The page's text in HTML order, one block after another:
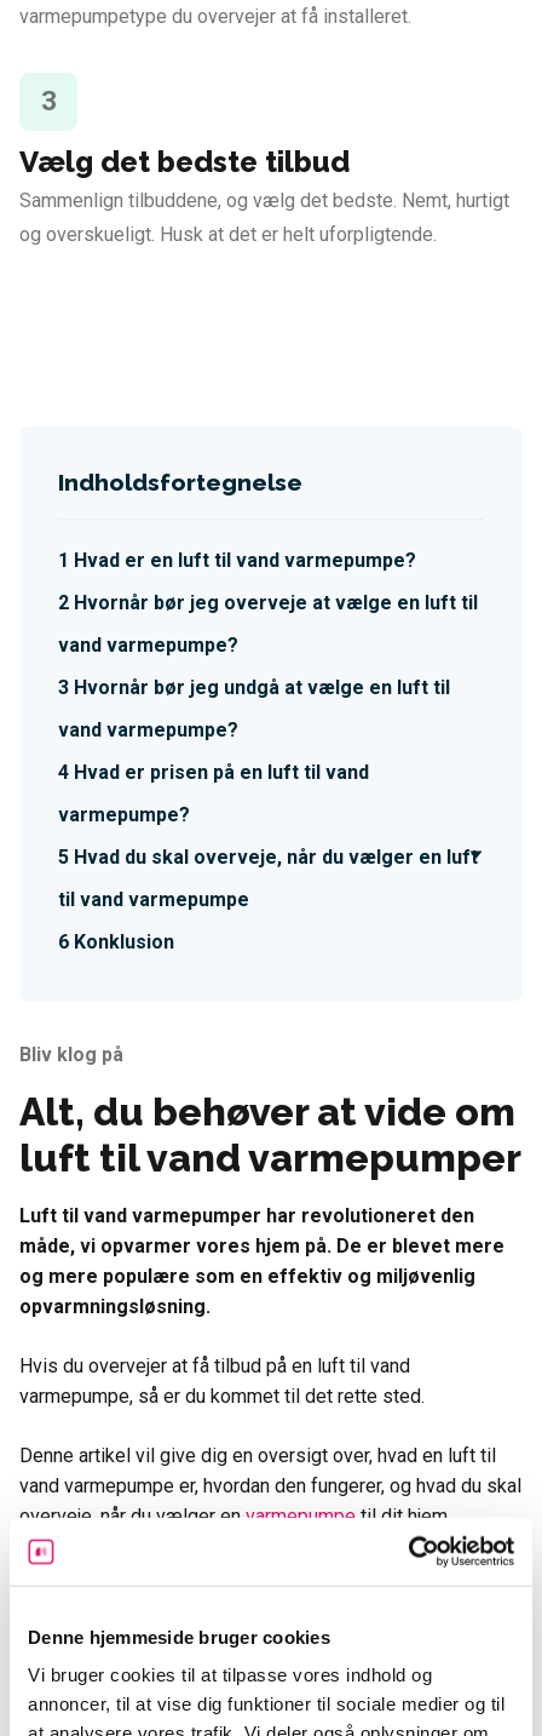
Denne hjemmeside bruger cookies
Vi bruger cookies til at tilpasse vores indhold og
annoncer, til at vise dig funktioner til sociale medier og til
varmepumpetype du overvejer at få installeret.
3
Vælg det bedste tilbud
Sammenlign tilbuddene, og vælg det bedste. Nemt, hurtigt
og overskueligt. Husk at det er helt uforpligtende.
Bliv klog på
Alt, du behøver at vide om
luft til vand varmepumper
Luft til vand varmepumper har revolutioneret den
måde, vi opvarmer vores hjem på. De er blevet mere
og mere populære som en effektiv og miljøvenlig
opvarmningsløsning.
Hvis du overvejer at få tilbud på en luft til vand
varmepumpe, så er du kommet til det rette sted.
Denne artikel vil give dig en oversigt over, hvad en luft til
vand varmepumpe er, hvordan den fungerer, og hvad du skal
overveje, når du vælger en varmepumpe til dit hjem.
Hvad er en luft til vand
En luft til vand varmepumpe er en opvarmningsenhed, der
bruger energi fra luften udenfor til at opvarme vand, som
derefter distribueres til din bolig til opvarmning af rum og
Indholdsfortegnelse
Hvad er en luft til vand varmepumpe?
Hvornår bør jeg overveje at vælge en luft til
vand varmepumpe?
Hvornår bør jeg undgå at vælge en luft til
vand varmepumpe?
Hvad er prisen på en luft til vand
varmepumpe?
Hvad du skal overveje, når du vælger en luft
til vand varmepumpe
Konklusion